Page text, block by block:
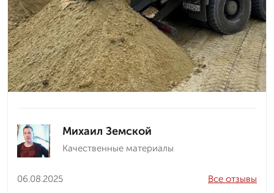
Михаил Земской
Качественные материалы
06.08.2025
Все отзывы